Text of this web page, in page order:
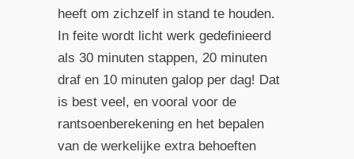
heeft om zichzelf in stand te houden.
In feite wordt licht werk gedefinieerd
als 30 minuten stappen, 20 minuten
draf en 10 minuten galop per dag! Dat
is best veel, en vooral voor de
rantsoenberekening en het bepalen
van de werkelijke extra behoeften